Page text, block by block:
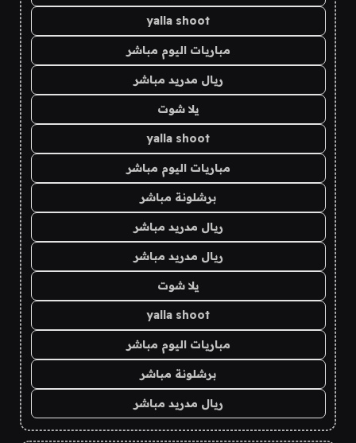
yalla shoot
مباريات اليوم مباشر
ريال مدريد مباشر
يلا شوت
yalla shoot
مباريات اليوم مباشر
برشلونة مباشر
ريال مدريد مباشر
ريال مدريد مباشر
يلا شوت
yalla shoot
مباريات اليوم مباشر
برشلونة مباشر
ريال مدريد مباشر